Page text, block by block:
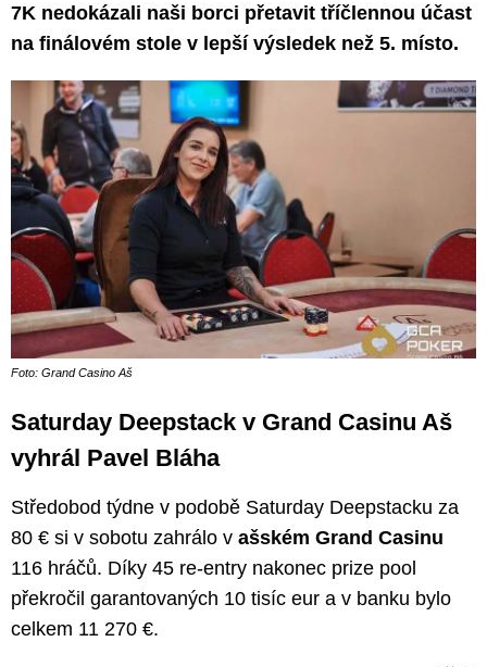
7K nedokázali naši borci přetavit tříčlennou účast
na finálovém stole v lepší výsledek než 5. místo.
Foto: Grand Casino Aš
Saturday Deepstack v Grand Casinu Aš
vyhrál Pavel Bláha
Středobod týdne v podobě Saturday Deepstacku za
80 € si v sobotu zahrálo v ašském Grand Casinu
116 hráčů. Díky 45 re-entry nakonec prize pool
překročil garantovaných 10 tisíc eur a v banku bylo
celkem 11 270 €.